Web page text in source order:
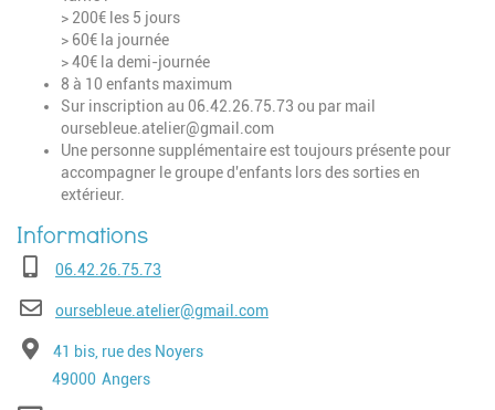
> 200€ les 5 jours
> 60€ la journée
> 40€ la demi-journée
8 à 10 enfants maximum
Sur inscription au 06.42.26.75.73 ou par mail
oursebleue.atelier@gmail.com
Une personne supplémentaire est toujours présente pour
accompagner le groupe d'enfants lors des sorties en
extérieur.
Téléphone06.42.26.75.73
E-mailoursebleue.atelier@gmail.com
Adresse41 bis, rue des Noyers
Code postal
49000 Ville
Angers